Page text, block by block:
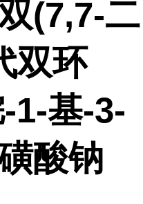
(7,7-二
双环
1-基-3-
酸钠